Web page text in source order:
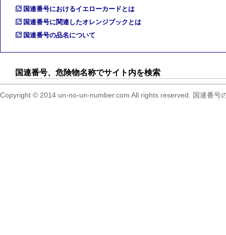
国連番号におけるイエローカードとは
国連番号に関連したオレンジブックとは
国連番号の品名について
国連番号、危険物名称でサイト内を検索
Copyright © 2014 un-no-un-number.com All rights reserved. 国連番号